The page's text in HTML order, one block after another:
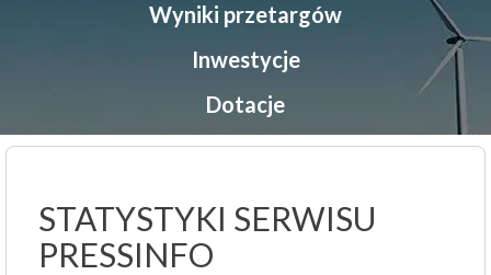
Wyniki przetargów
Inwestycje
Dotacje
STATYSTYKI SERWISU
PRESSINFO